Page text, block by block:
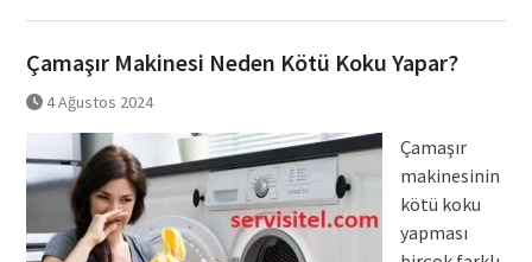
Çamaşır Makinesi Neden Kötü Koku Yapar?
4 Ağustos 2024
Çamaşır
makinesinin
kötü koku
yapması